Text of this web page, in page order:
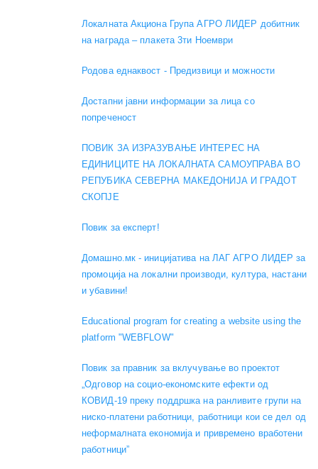
Локалната Акциона Група АГРО ЛИДЕР добитник
на награда – плакета 3ти Ноември
Родова еднаквост - Предизвици и можности
Достапни јавни информации за лица со
попреченост
ПОВИК ЗА ИЗРАЗУВАЊЕ ИНТЕРЕС НА
ЕДИНИЦИТЕ НА ЛОКАЛНАТА САМОУПРАВА ВО
РЕПУБИКА СЕВЕРНА МАКЕДОНИЈА И ГРАДОТ
СКОПЈЕ
Повик за експерт!
Домашно.мк - иницијатива на ЛАГ АГРО ЛИДЕР за
промоција на локални производи, култура, настани
и убавини!
Educational program for creating a website using the
platform "WEBFLOW"
Повик за правник за вклучување во проектот
„Одговор на социо-економските ефекти од
КОВИД-19 преку поддршка на ранливите групи на
ниско-платени работници, работници кои се дел од
неформалната економија и привремено вработени
работници”